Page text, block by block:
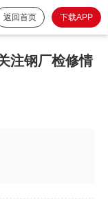
返回首页 下载APP
注钢厂检修情